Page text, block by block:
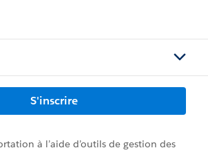
S'inscrire
à l’aide d’outils de gestion des